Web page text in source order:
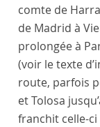
comte de
de Madrid à
prolongée à
(voir le texte
route, parfois
et Tolosa
franchit celle-